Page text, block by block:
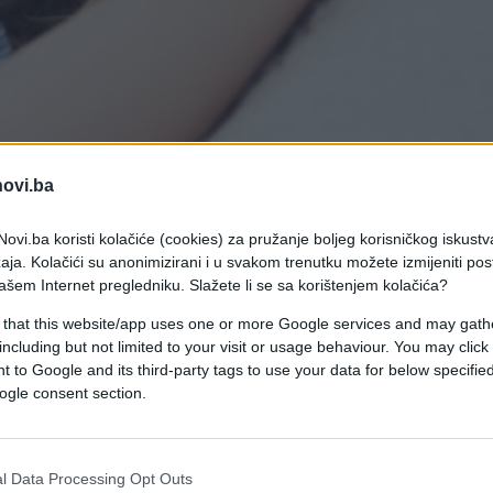
koristi kolačiće (cookies) za pružanje boljeg korisničkog
Kolačići su anonimizirani i u svakom trenutku možete izmijeniti
Internet pregledniku. Slažete li se sa korištenjem kolačića?
that this website/app uses one or more Google services and may
but not limited to your visit or usage behaviour. You may
to Google and its third-party tags to use your data for below
consent section.
Data Processing Opt Outs
Ako dijete ne spava kvalitetno, posljedice
spavanja kao što su hrkanje, disanje na usta
imaju dvostruko više šanse da u školskoj dobi
toga smatra se nedostatak kvalitetnog sna